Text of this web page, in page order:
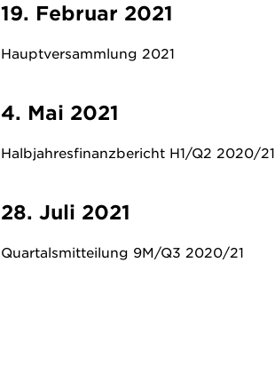
19. Februar 2021
Hauptversammlung 2021
4. Mai 2021
Halbjahresfinanzbericht H1/Q2 2020/21
28. Juli 2021
Quartalsmitteilung 9M/Q3 2020/21